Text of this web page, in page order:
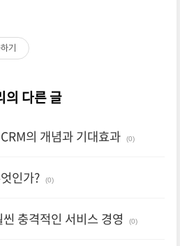
기
의 다른 글
의 개념과 기대효과 (0)
인가? (0)
충격적인 서비스 경영 (0)